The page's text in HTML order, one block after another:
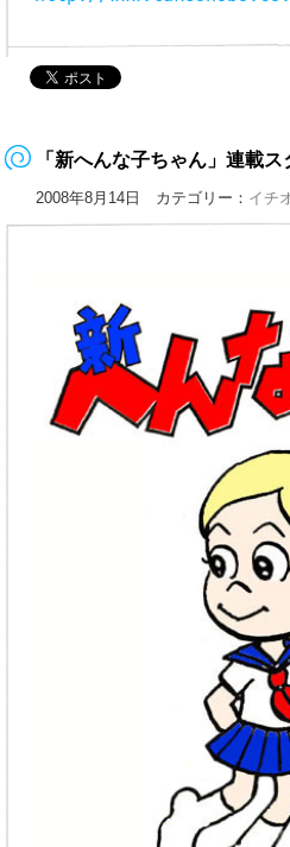
「新へんな子ちゃん」連載ス
2008年8月14日 カテゴリー： イチ